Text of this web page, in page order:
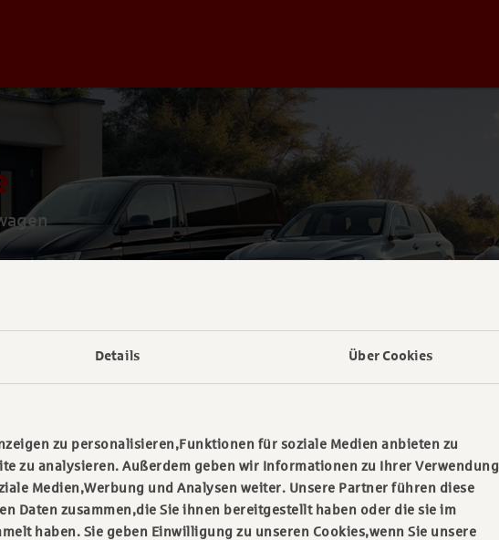
Details Über Cookies
zu personalisieren,Funktionen für soziale Medien anbieten zu
zu analysieren. Außerdem geben wir Informationen zu Ihrer Verwendung
Medien,Werbung und Analysen weiter. Unsere Partner führen diese
Daten zusammen,die Sie ihnen bereitgestellt haben oder die sie im
haben. Sie geben Einwilligung zu unseren Cookies,wenn Sie unsere